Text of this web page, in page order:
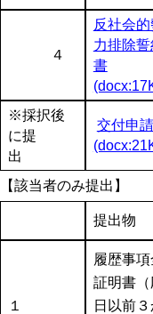
４
反社会
力排除誓
書
※採択後
に提
出
交付申
【該当者のみ提出】
提出物
１
履歴事
証明書（
日以前３